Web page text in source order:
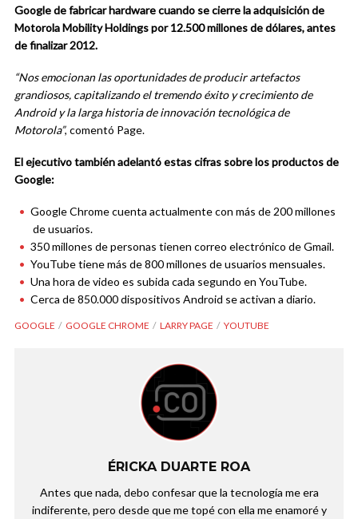
Google de fabricar hardware cuando se cierre la adquisición de
Motorola Mobility Holdings por 12.500 millones de dólares, antes
de finalizar 2012.
“Nos emocionan las oportunidades de producir artefactos
grandiosos, capitalizando el tremendo éxito y crecimiento de
Android y la larga historia de innovación tecnológica de
Motorola”, comentó Page.
El ejecutivo también adelantó estas cifras sobre los productos de
Google:
Google Chrome cuenta actualmente con más de 200 millones
de usuarios.
350 millones de personas tienen correo electrónico de Gmail.
YouTube tiene más de 800 millones de usuarios mensuales.
Una hora de video es subida cada segundo en YouTube.
Cerca de 850.000 dispositivos Android se activan a diario.
GOOGLE GOOGLE CHROME LARRY PAGE YOUTUBE
ÉRICKA DUARTE ROA
Antes que nada, debo confesar que la tecnología me era
indiferente, pero desde que me topé con ella me enamoré y